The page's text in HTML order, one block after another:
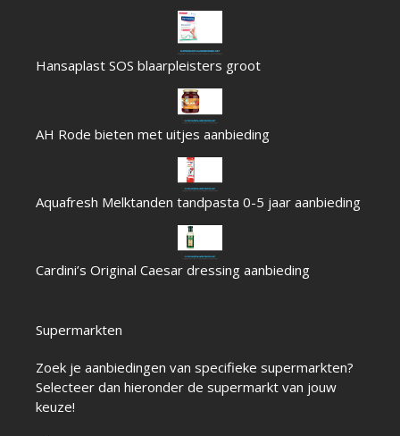
Hansaplast SOS blaarpleisters groot
AH Rode bieten met uitjes aanbieding
Aquafresh Melktanden tandpasta 0-5 jaar aanbieding
Cardini’s Original Caesar dressing aanbieding
Supermarkten
Zoek je aanbiedingen van specifieke supermarkten?
Selecteer dan hieronder de supermarkt van jouw
keuze!